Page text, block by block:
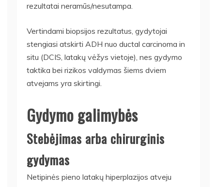
rezultatai neramūs/nesutampa.
Vertindami biopsijos rezultatus, gydytojai
stengiasi atskirti ADH nuo ductal carcinoma in
situ (DCIS, latakų vėžys vietoje), nes gydymo
taktika bei rizikos valdymas šiems dviem
atvejams yra skirtingi.
Gydymo galimybės
Stebėjimas arba chirurginis
gydymas
Netipinės pieno latakų hiperplazijos atveju